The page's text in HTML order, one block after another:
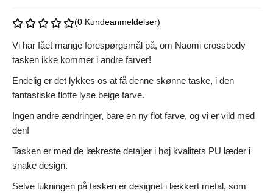
(0 Kundeanmeldelser)
Vi har fået mange forespørgsmål på, om Naomi crossbody
tasken ikke kommer i andre farver!
Endelig er det lykkes os at få denne skønne taske, i den
fantastiske flotte lyse beige farve.
Ingen andre ændringer, bare en ny flot farve, og vi er vild med
den!
Tasken er med de lækreste detaljer i høj kvalitets PU læder i
snake design.
Selve lukningen på tasken er designet i lækkert metal, som